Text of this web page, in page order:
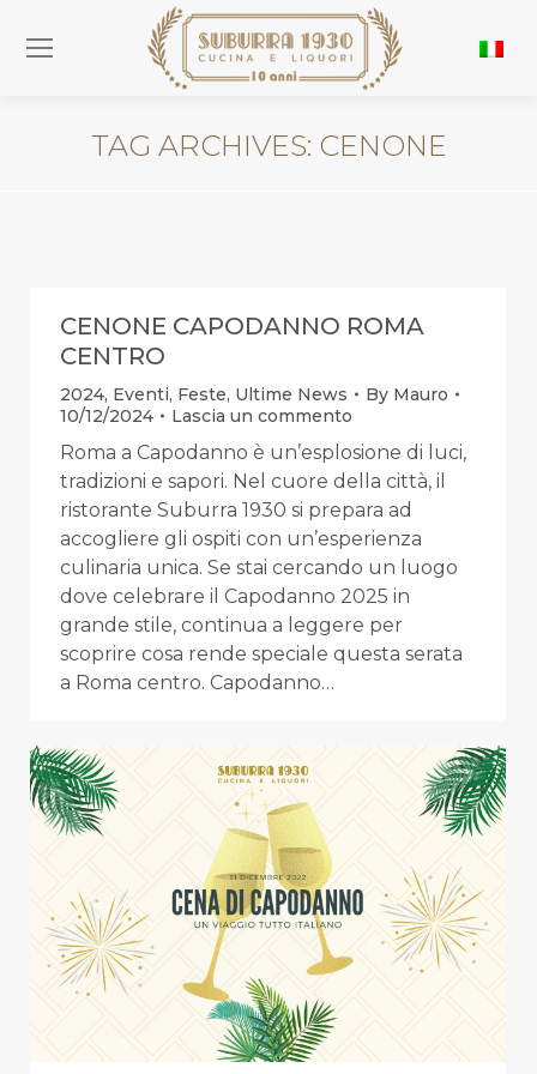
TAG ARCHIVES: CENONE
CENONE CAPODANNO ROMA
CENTRO
2024, Eventi, Feste, Ultime News By Mauro
10/12/2024
Lascia un commento
Roma a Capodanno è un’esplosione di luci,
tradizioni e sapori. Nel cuore della città, il
ristorante Suburra 1930 si prepara ad
accogliere gli ospiti con un’esperienza
culinaria unica. Se stai cercando un luogo
dove celebrare il Capodanno 2025 in
grande stile, continua a leggere per
scoprire cosa rende speciale questa serata
a Roma centro. Capodanno…